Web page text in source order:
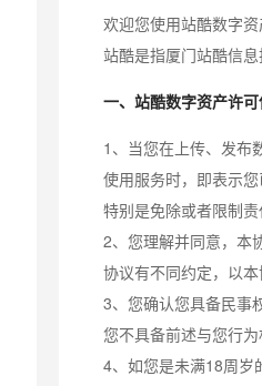
欢迎您使用站酷数字
站酷是指厦门站酷信
一、站酷数字资产许
1、当您在上传、发布
使用服务时，即表示
特别是免除或者限制
2、您理解并同意，本
协议有不同约定，以
3、您确认您具备民事
您不具备前述与您行
4、如您是未满18周岁